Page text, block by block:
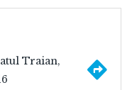
Traian,